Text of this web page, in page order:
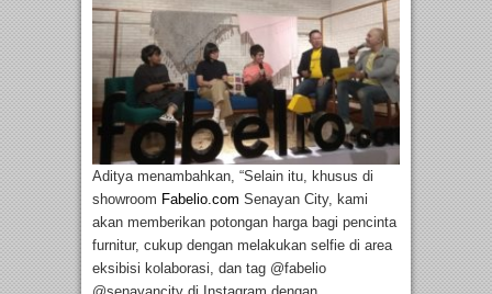
Aditya menambahkan, “Selain itu, khusus di
showroom Fabelio.com Senayan City, kami
akan memberikan potongan harga bagi pencinta
furnitur, cukup dengan melakukan selfie di area
eksibisi kolaborasi, dan tag @fabelio